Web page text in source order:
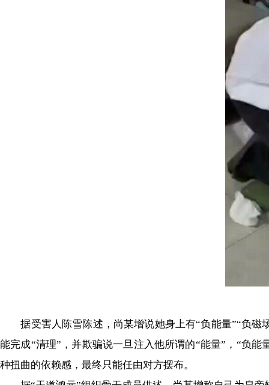
据受害人陈雪陈述，尚某增说她身上有“负能量”“负磁
能完成“清理”，并欺骗说一旦注入他所谓的“能量”，“负
种扭曲的依赖感，最终只能任由对方摆布。